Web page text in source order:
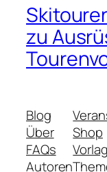
zu
Blog
Über
FAQs
Autoren
Shop